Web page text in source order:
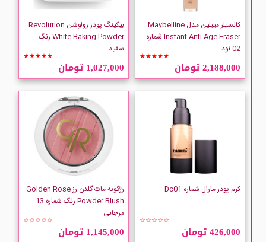
کانسیلر میبلین مدل Maybelline
Instant Anti Age Eraser شماره
02 نود
★★★★★
2,188,000 تومان
بیکینگ پودر رولوشن Revolution
White Baking Powder رنگ
سفید
★★★★★
1,027,000 تومان
کرم پودر مارال شماره Dc01
☆☆☆☆☆
426,000 تومان
رژگونه مات گلدن رز Golden Rose
Powder Blush رنگ شماره 13
مرجانی
☆☆☆☆☆
1,145,000 تومان